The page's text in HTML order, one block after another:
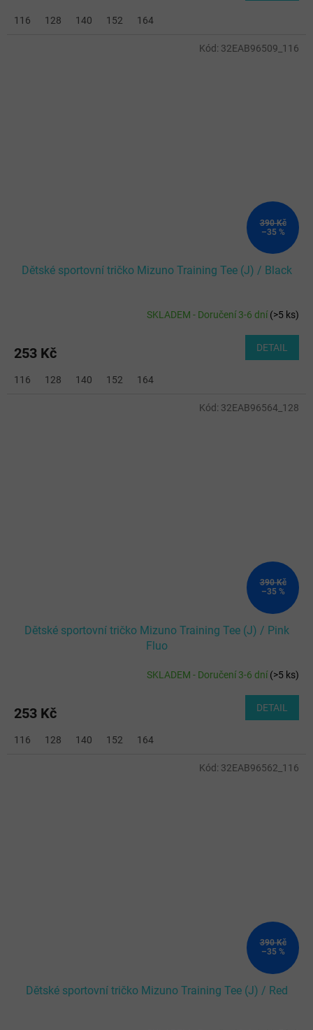
116 128 140 152 164
390 Kč
–35 %
Dětské sportovní tričko Mizuno Training Tee (J) / Black
SKLADEM - Doručení 3-6 dní(>5 ks)
253 Kč DETAIL
116 128 140 152 164
Kód: 32EAB96509_116
390 Kč
–35 %
Dětské sportovní tričko Mizuno Training Tee (J) / Pink
Fluo
SKLADEM - Doručení 3-6 dní(>5 ks)
253 Kč DETAIL
116 128 140 152 164
Kód: 32EAB96564_128
390 Kč
–35 %
Dětské sportovní tričko Mizuno Training Tee (J) / Red
Kód: 32EAB96562_116